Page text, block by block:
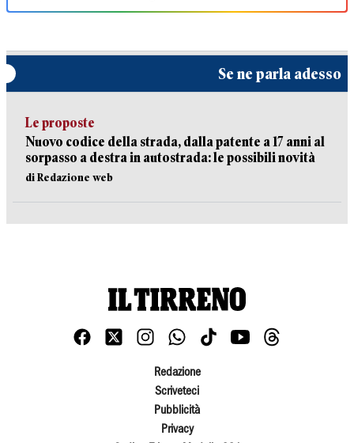
Se ne parla adesso
Le proposte
Nuovo codice della strada, dalla patente a 17 anni al
sorpasso a destra in autostrada: le possibili novità
di Redazione web
Redazione
Scriveteci
Pubblicità
Privacy